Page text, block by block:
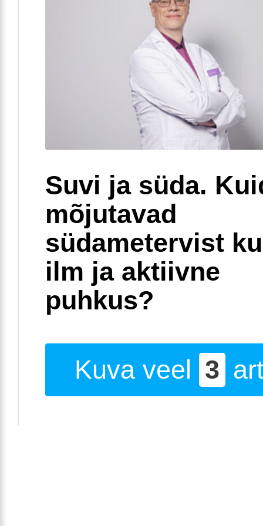
Suvi ja süda.
mõjutavad
südametervist
ilm ja aktiivne
puhkus?
Kuva veel 3